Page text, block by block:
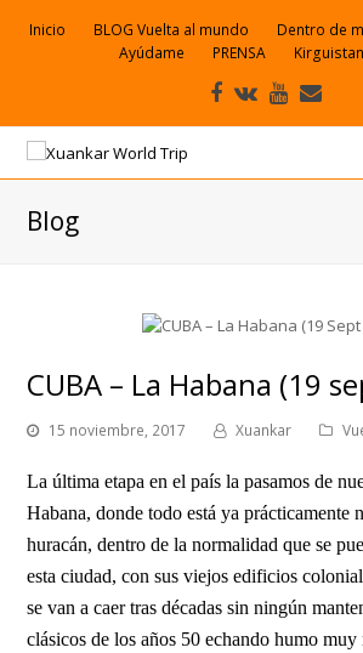
Inicio BLOG Vuelta al mundo Dentro de
Ayúdame
PRENSA
Facebook
VK Youtube
Blog
CUBA – La Habana (19
15 noviembre, 2017 Xuankar
La última etapa en el país la pasamos de
Habana, donde todo está ya prácticamente
huracán, dentro de la normalidad que se
esta ciudad, con sus viejos edificios
se van a caer tras décadas sin ningún
clásicos de los años 50 echando humo